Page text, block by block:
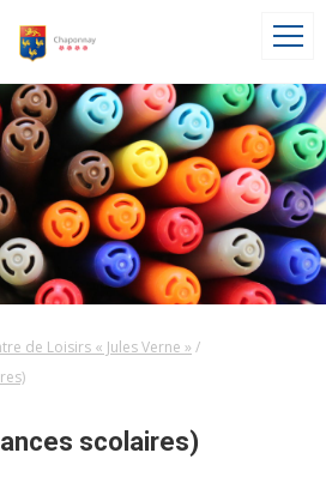
OK
de Loisirs « Jules Verne »
scolaires)